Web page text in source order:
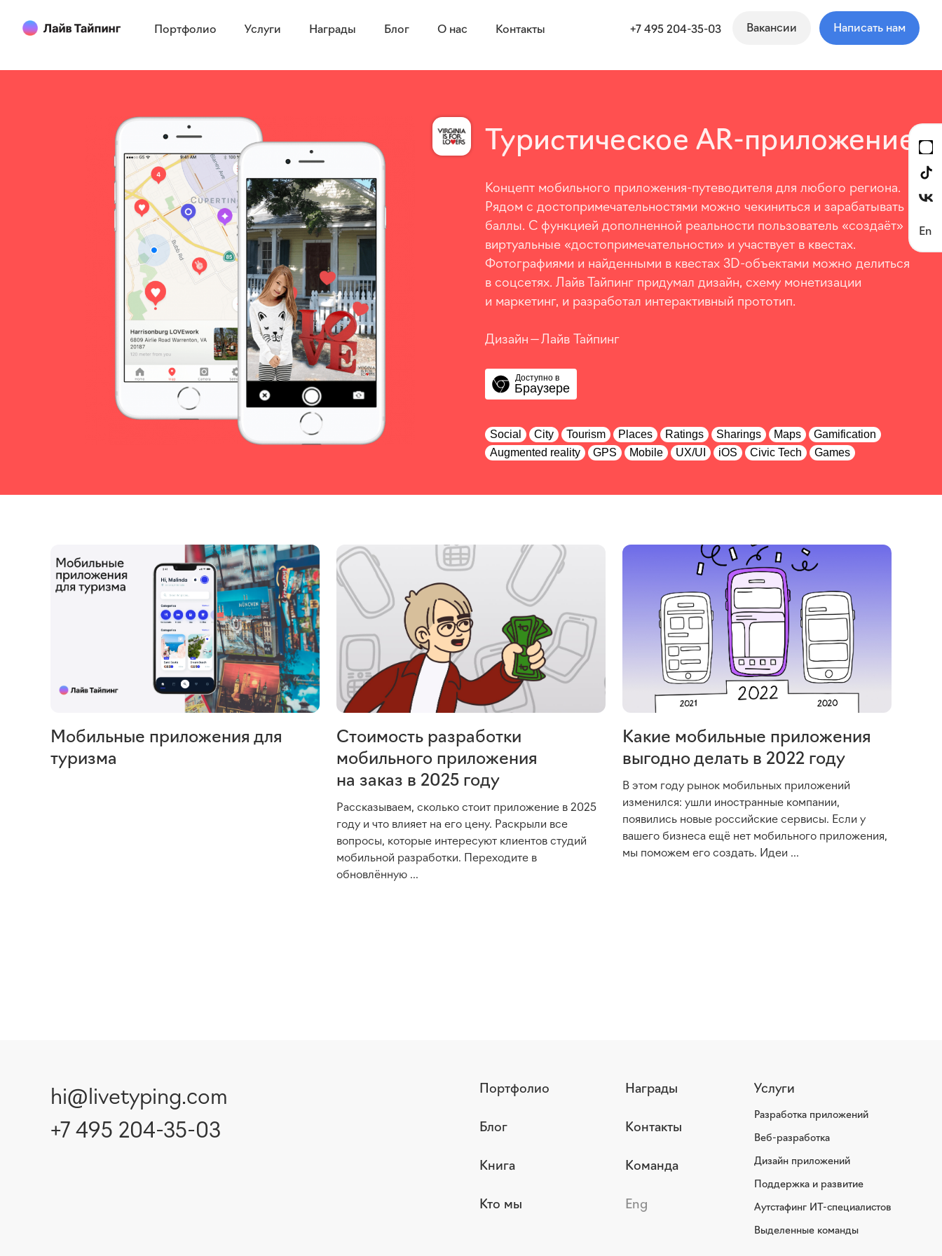
Портфолио Услуги Награды Блог О нас Контакты +7 495 204-35-03 Вакансии Написать нам
En
Туристическое AR-приложение
Концепт мобильного приложения-путеводителя для любого региона.
Рядом с достопримечательностями можно чекиниться и зарабатывать
баллы. С функцией дополненной реальности пользователь «создаёт»
виртуальные «достопримечательности» и участвует в квестах.
Фотографиями и найденными в квестах 3D-объектами можно делиться
в соцсетях. Лайв Тайпинг придумал дизайн, схему монетизации
и маркетинг, и разработал интерактивный прототип.
Дизайн — Лайв Тайпинг
Доступно в
Браузере
Social City Tourism Places Ratings Sharings Maps
Gamification
Augmented reality
GPS Mobile UX/UI iOS Civic Tech Games
Мобильные приложения для
туризма
Стоимость разработки
мобильного приложения
на заказ в 2025 году
Рассказываем, сколько стоит приложение в 2025
году и что влияет на его цену. Раскрыли все
вопросы, которые интересуют клиентов студий
мобильной разработки. Переходите в
обновлённую ...
Какие мобильные приложения
выгодно делать в 2022 году
В этом году рынок мобильных приложений
изменился: ушли иностранные компании,
появились новые российские сервисы. Если у
вашего бизнеса ещё нет мобильного приложения,
мы поможем его создать. Идеи ...
hi@livetyping.com
+7 495 204-35-03
Портфолио Награды
Блог Контакты
Книга Команда
Кто мы Eng
Услуги
Разработка приложений
Веб-разработка
Дизайн приложений
Поддержка и развитие
Аутстафинг ИТ-специалистов
Выделенные команды